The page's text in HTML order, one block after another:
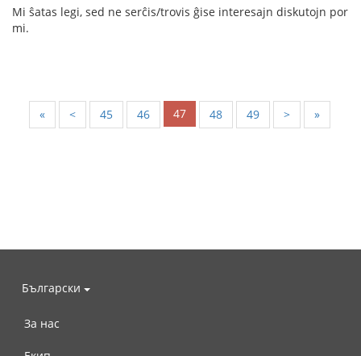
Mi ŝatas legi, sed ne serĉis/trovis ĝise interesajn diskutojn por
mi.
« < 45 46 47 48 49 > »
Български
За нас